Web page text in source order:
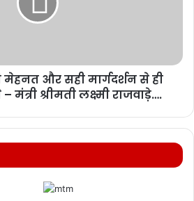
मेहनत और सही मार्गदर्शन से ही
मंत्री श्रीमती लक्ष्मी राजवाड़े….